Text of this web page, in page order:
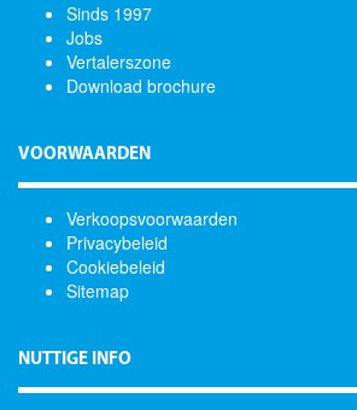
Sinds 1997
Jobs
Vertalerszone
Download brochure
VOORWAARDEN
Verkoopsvoorwaarden
Privacybeleid
Cookiebeleid
Sitemap
NUTTIGE INFO